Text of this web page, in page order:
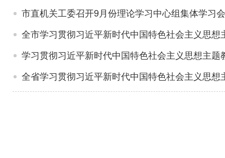
市直机关工委召开9月份理论学习中心组集体学习
全市学习贯彻习近平新时代中国特色社会主义思想